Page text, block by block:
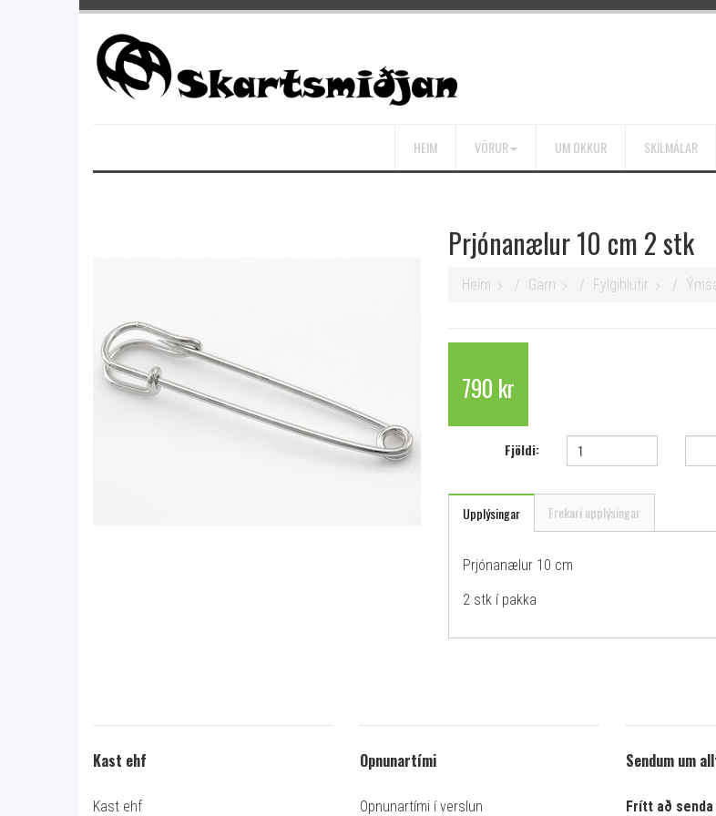
HEIM VÖRUR UM OKKUR SKILMÁLAR
Prjónanælur 10 cm 2 stk
Heim Garn Fylgihlutir
790 kr
Fjöldi:
Upplýsingar Frekari upplýsingar
Prjónanælur 10 cm
2 stk í pakka
Kast ehf
Kast ehf
Opnunartími
Opnunartími í verslun
Sendum um
Frítt að